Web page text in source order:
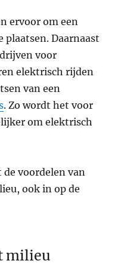
ervoor om een
plaatsen. Daarnaast
voor
elektrisch rijden
van een
. Zo wordt het voor
om elektrisch
de voordelen van
ook in op de
milieu